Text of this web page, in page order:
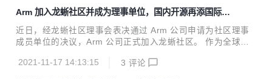
考验，为云上典型场景带来 40% 的综合性能提升，故障率降
低 50%，兼容 CentOS 生态，支持一键迁移，并提供全栈国
密能力，致力打造数字经济基础设施的新底座。 针对大家关心
么要把龙蜥捐给开放原子开源基金会？ 答：龙蜥社区 2020 年
Arm 加入龙蜥社区并成为理事单位，国内开源再添国际新
力量
近日，经龙蜥社区理事会表决通过 Arm 公司申请为社区理事
成员单位的决议，Arm 公司正式加入龙蜥社区。 作为全球领
系统伙伴携手合作，累计在 2000 多亿颗芯片中实现了先进的
2021-11-17 14:13:15 3 评论